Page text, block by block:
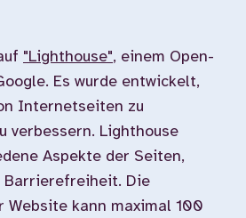
"Lighthouse", einem Open-
Es wurde entwickelt,
Internetseiten zu
verbessern. Lighthouse
Aspekte der Seiten,
Barrierefreiheit. Die
Website kann maximal 100